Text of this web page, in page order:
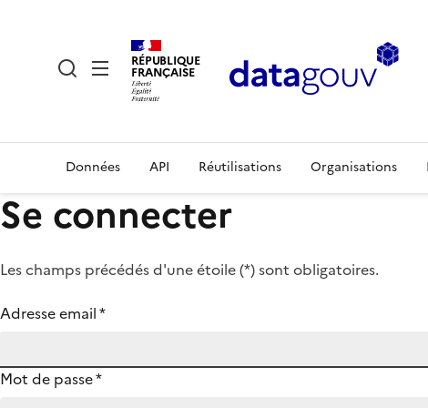
RÉPUBLIQUE
FRANÇAISE
Données API Réutilisations Organisations
Se connecter
Les champs précédés d'une étoile (*) sont obligatoires.
Adresse email*
Mot de passe*